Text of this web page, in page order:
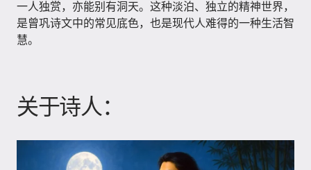
一人独赏，亦能别有洞天。这种淡泊、独立的精神世界，
是曾巩诗文中的常见底色，也是现代人难得的一种生活智
慧。
关于诗人：